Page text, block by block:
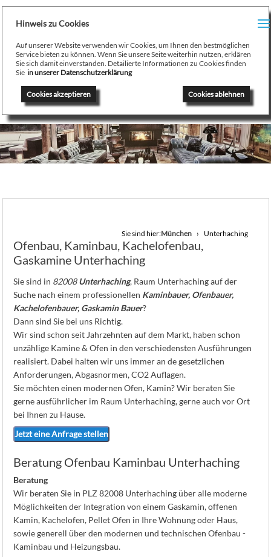
/
Hinweis zu Cookies
Auf unserer Website verwenden wir Cookies, um Ihnen den bestmöglichen
Service bieten zu können. Wenn Sie unsere Seite weiterhin nutzen, erklären
Sie sich damit einverstanden. Detailierte Informationen zu Cookies finden
Sie in unserer Datenschutzerklärung
Cookies ablehnen
Cookies akzeptieren
August Stamminger
Beratung - Planung - Ausführung - Wartung - Reparatur
Ofenbau Kaminbau Gaskamine Kachelofen Heizkamine
Sie sind hier:München Unterhaching
Ofenbau, Kaminbau, Kachelofenbau,
Gaskamine Unterhaching
Sie sind in 82008Unterhaching, Raum Unterhaching auf der
Suche nach einem professionellen Kaminbauer, Ofenbauer,
Kachelofenbauer, Gaskamin Bauer?
Dann sind Sie bei uns Richtig.
Wir sind schon seit Jahrzehnten auf dem Markt, haben schon
unzählige Kamine & Ofen in den verschiedensten Ausführungen
realisiert. Dabei halten wir uns immer an de gesetzlichen
Anforderungen, Abgasnormen, CO2 Auflagen.
Sie möchten einen modernen Ofen, Kamin? Wir beraten Sie
gerne ausführlicher im Raum Unterhaching, gerne auch vor Ort
bei Ihnen zu Hause.
Jetzt eine Anfrage stellen
Beratung Ofenbau Kaminbau Unterhaching
Beratung
Wir beraten Sie in PLZ 82008 Unterhaching über alle moderne
Möglichkeiten der Integration von einem Gaskamin, offenen
Kamin, Kachelofen, Pellet Ofen in Ihre Wohnung oder Haus,
sowie generell über den modernen und technischen Ofenbau -
Kaminbau und Heizungsbau.